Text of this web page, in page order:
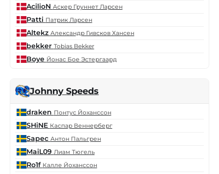
AcilioN Аскер Груннет Ларсен
Patti Патрик Ларсен
Altekz Александр Гивсков Хансен
bekker Tobias Bekker
Boye Йонас Бое Эстергаард
Johnny Speeds
draken Понтус Йоханссон
SHiNE Каспар Веннерберг
Sapec Антон Пальгрен
MaiL09 Лиам Тюгель
Ro1f Калле Йоханссон